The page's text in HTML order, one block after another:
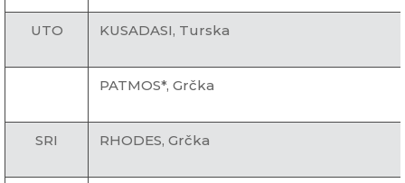
UTO KUSADASI, Turska
PATMOS*, Grčka
SRI RHODES, Grčka